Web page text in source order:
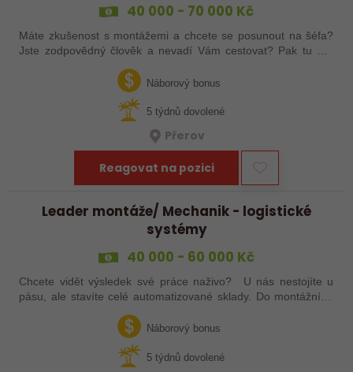
40 000 - 70 000 Kč
Máte zkušenost s montážemi a chcete se posunout na šéfa?
Jste zodpovědný člověk a nevadí Vám cestovat? Pak tu pro
Náborový bonus
5 týdnů dovolené
Přerov
Reagovat na pozici
Leader montáže/ Mechanik - logistické
systémy
40 000 - 60 000 Kč
Chcete vidět výsledek své práce naživo? U nás nestojíte u
pásu, ale stavíte celé automatizované sklady. Do montážního
Náborový bonus
5 týdnů dovolené